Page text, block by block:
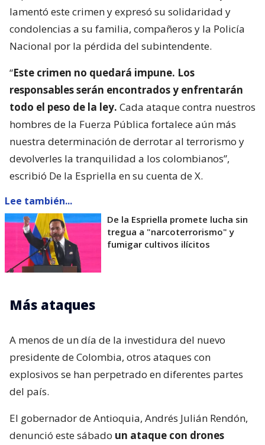
lamentó este crimen y expresó su solidaridad y
condolencias a su familia, compañeros y la Policía
Nacional por la pérdida del subintendente.
“Este crimen no quedará impune. Los
responsables serán encontrados y enfrentarán
todo el peso de la ley. Cada ataque contra nuestros
hombres de la Fuerza Pública fortalece aún más
nuestra determinación de derrotar al terrorismo y
devolverles la tranquilidad a los colombianos”,
escribió De la Espriella en su cuenta de X.
Lee también...
De la Espriella promete lucha sin
tregua a "narcoterrorismo" y
fumigar cultivos ilícitos
Más ataques
A menos de un día de la investidura del nuevo
presidente de Colombia, otros ataques con
explosivos se han perpetrado en diferentes partes
del país.
El gobernador de Antioquia, Andrés Julián Rendón,
denunció este sábado un ataque con drones